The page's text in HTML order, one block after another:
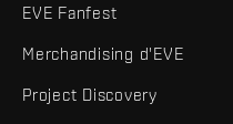
EVE Fanfest
Merchandising d'EVE
Project Discovery